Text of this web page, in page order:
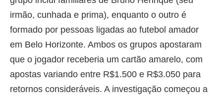
irmão, cunhada e prima), enquanto o outro é
formado por pessoas ligadas ao futebol amador
em Belo Horizonte. Ambos os grupos apostaram
que o jogador receberia um cartão amarelo, com
apostas variando entre R$1.500 e R$3.050 para
retornos consideráveis. A investigação começou a